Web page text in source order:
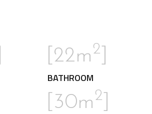
[22m2
BATHROOM
[30m2